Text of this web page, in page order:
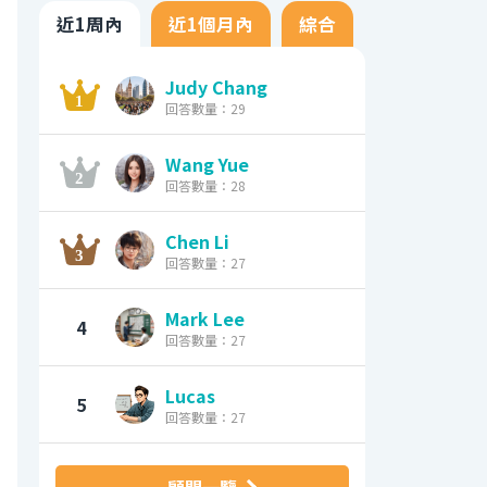
近1周內 近1個月內 綜合
Judy Chang
回答數量：29
Wang Yue
回答數量：28
Chen Li
回答數量：27
4 Mark Lee
回答數量：27
5 Lucas
回答數量：27